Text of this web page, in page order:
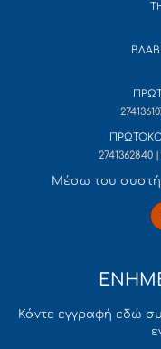
Mέσω του
Κάντε εγγραφή εδώ